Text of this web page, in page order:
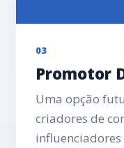
03
Promotor
Uma opção
criadores de